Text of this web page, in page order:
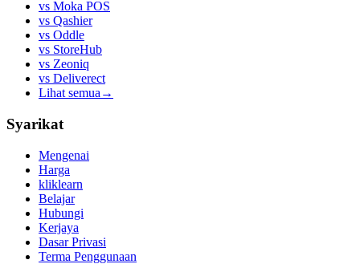
vs Moka POS
vs Qashier
vs Oddle
vs StoreHub
vs Zeoniq
vs Deliverect
Lihat semua →
Syarikat
Mengenai
Harga
kliklearn
Belajar
Hubungi
Kerjaya
Dasar Privasi
Terma Penggunaan